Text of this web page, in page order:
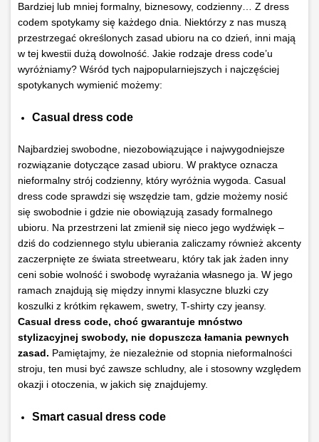
Bardziej lub mniej formalny, biznesowy, codzienny… Z dress
codem spotykamy się każdego dnia. Niektórzy z nas muszą
przestrzegać określonych zasad ubioru na co dzień, inni mają
w tej kwestii dużą dowolność. Jakie rodzaje dress code’u
wyróżniamy? Wśród tych najpopularniejszych i najczęściej
spotykanych wymienić możemy:
Casual dress code
Najbardziej swobodne, niezobowiązujące i najwygodniejsze
rozwiązanie dotyczące zasad ubioru. W praktyce oznacza
nieformalny strój codzienny, który wyróżnia wygoda. Casual
dress code sprawdzi się wszędzie tam, gdzie możemy nosić
się swobodnie i gdzie nie obowiązują zasady formalnego
ubioru. Na przestrzeni lat zmienił się nieco jego wydźwięk –
dziś do codziennego stylu ubierania zaliczamy również akcenty
zaczerpnięte ze świata streetwearu, który tak jak żaden inny
ceni sobie wolność i swobodę wyrażania własnego ja. W jego
ramach znajdują się między innymi klasyczne bluzki czy
koszulki z krótkim rękawem, swetry, T-shirty czy jeansy.
Casual dress code, choć gwarantuje mnóstwo
stylizacyjnej swobody, nie dopuszcza łamania pewnych
zasad. Pamiętajmy, że niezależnie od stopnia nieformalności
stroju, ten musi być zawsze schludny, ale i stosowny względem
okazji i otoczenia, w jakich się znajdujemy.
Smart casual dress code